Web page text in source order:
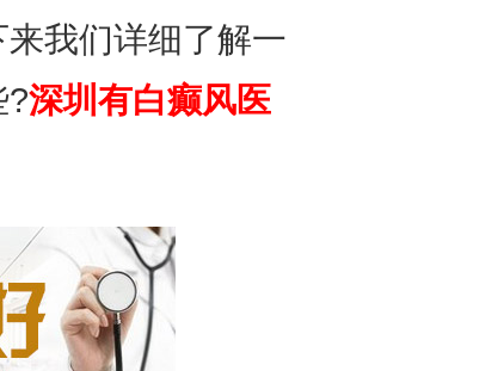
我们详细了解一
?深圳有白癫风医